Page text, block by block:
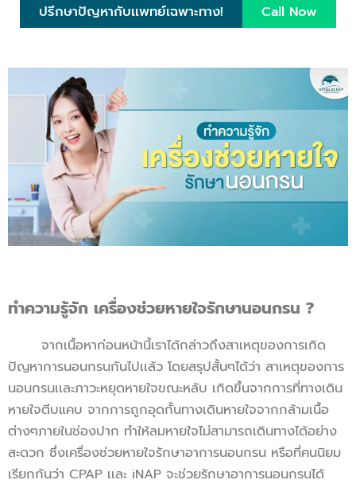
ปรึกษาปัญหากับเเพทย์เฉพาะทาง! Call Now
ทำความรู้จัก เครื่องช่วยหายใจรักษานอนกรน ?
จากเนื้อหาก่อนหน้านี้เราได้กล่าวถึงสาเหตุของการเกิด
ปัญหาการนอนกรนกันไปเเล้ว โดยสรุปสั้นๆได้ว่า สาเหตุของการ
นอนกรนเเละภาวะหยุดหายใจขณะหลับ เกิดขึ้นจากการที่ทางเดิน
หายใจตีบแคบ จากการถูกอุดกั้นทางเดินหายใจจากกล้ามเนื้อ
ต่างๆภายในช่องปาก ทำให้ลมหายใจไม่สามารถเดินทางได้อย่าง
สะดวก ซึ่งเครื่องช่วยหายใจรักษาอาการนอนกรน หรือที่คนนิยม
เรียกกันว่า CPAP เเละ iNAP จะช่วยรักษาอาการนอนกรนได้